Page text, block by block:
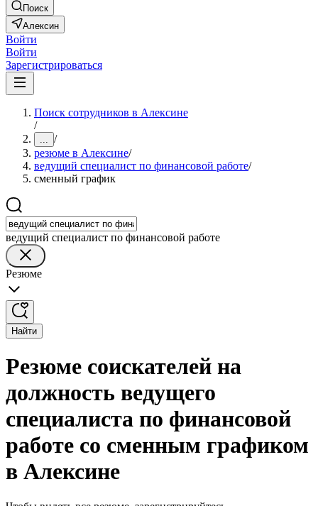
Поиск
Алексин
Войти
Войти
Зарегистрироваться
Поиск сотрудников в Алексине
/
... /
резюме в Алексине/
ведущий специалист по финансовой работе/
сменный график
ведущий специалист по финансовой работе
Резюме
Найти
Резюме соискателей на
должность ведущего
специалиста по финансовой
работе со сменным графиком
в Алексине